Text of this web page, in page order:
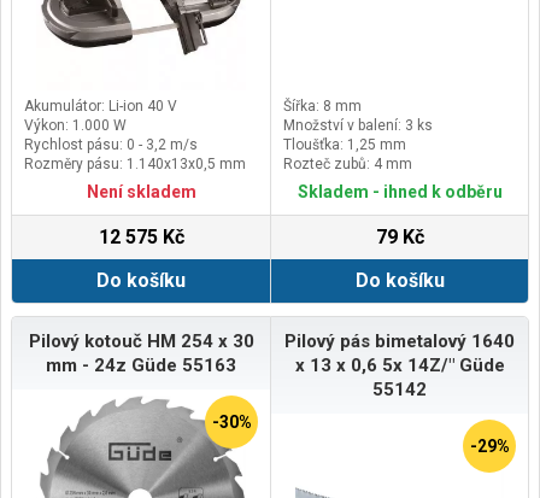
Akumulátor: Li-ion 40 V
Výkon: 1.000 W
Rychlost pásu: 0 - 3,2 m/s
Rozměry pásu: 1.140x13x0,5 mm
Není skladem
12 575 Kč
Do košíku
Šířka: 8 mm
Množství v balení: 3 ks
Tloušťka: 1,25 mm
Rozteč zubů: 4 mm
Skladem - ihned k odběru
79 Kč
Do košíku
Pilový kotouč HM 254 x 30
mm - 24z Güde 55163
-30%
Pilový pás bimetalový 1640
x 13 x 0,6 5x 14Z/" Güde
55142
-29%